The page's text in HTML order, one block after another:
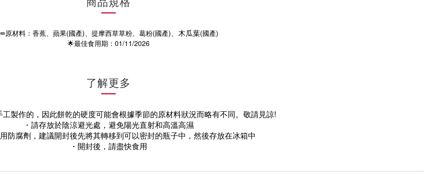
原材料：香蕉、蘋果(國產)、提摩西草草粉、葛粉(國產) 、木瓜葉(國產)
🌟最佳食用期：01/11/2026
了解更多
製作的，因此餅乾的硬度可能會根據季節的原材料狀況而略有不同。敬請見諒!
・請存放於陰涼避光處，避免陽光直射和高溫高濕
防腐劑，建議開封後先將其轉移到可以密封的瓶子中，然後存放在冰箱中
・開封後，請盡快食用